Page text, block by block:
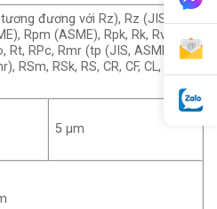
đương với Rz), Rz (JIS),
Rpm (ASME), Rpk, Rk, Rvk,
Rt, RPc, Rmr (tp (JIS, ASME)
RSm, RSk, RS, CR, CF, CL, R, Ar,
5 μm